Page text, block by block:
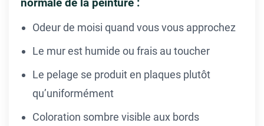
normale de la peinture :
Odeur de moisi quand vous vous approchez
Le mur est humide ou frais au toucher
Le pelage se produit en plaques plutôt
qu’uniformément
Coloration sombre visible aux bords